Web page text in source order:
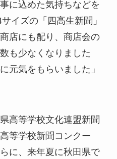
に込めた気持ちなどを
イズの「四高生新聞」
店にも配り、商店会の
も少なくなりました
元気をもらいました」
高等学校文化連盟新聞
等学校新聞コンクー
に、来年夏に秋田県で